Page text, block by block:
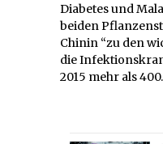
Diabetes und
beiden
Chinin “zu den
die
2015 mehr als